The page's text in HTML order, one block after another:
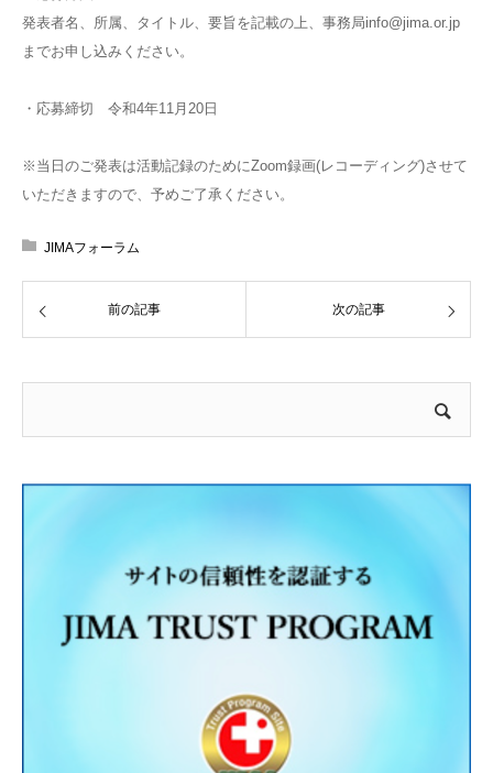
発表者名、所属、タイトル、要旨を記載の上、事務局info@jima.or.jp
までお申し込みください。
・応募締切 令和4年11月20日
※当日のご発表は活動記録のためにZoom録画(レコーディング)させて
いただきますので、予めご了承ください。
JIMAフォーラム
前の記事 次の記事